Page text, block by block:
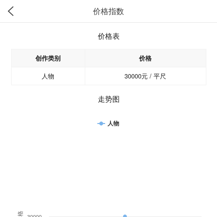
价格指数
价格表
创作类别 价格
人物 30000元 / 平尺
走势图
人物